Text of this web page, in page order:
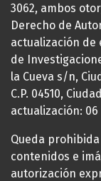
3062, ambos
Derecho de
actualización
de
la Cueva s/n,
C.P. 04510,
actualización:
Queda
contenidos e
autorización